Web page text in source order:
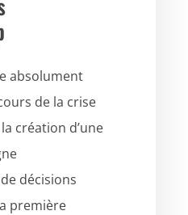
absolument
de la crise
création d’une
décisions
première